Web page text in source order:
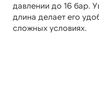
давлении до 16 бар.
длина делает его
сложных условиях.